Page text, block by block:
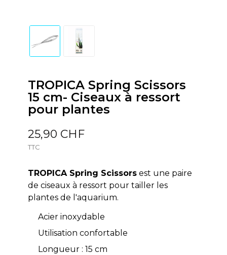
TROPICA Spring Scissors
15 cm- Ciseaux à ressort
pour plantes
25,90 CHF
TTC
TROPICA Spring Scissorsest une paire
de ciseaux à ressort pour tailler les
plantes de l'aquarium.
Acier inoxydable
Utilisation confortable
Longueur : 15 cm